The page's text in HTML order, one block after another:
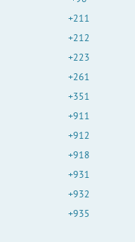
+211
+212
+223
+261
+351
+911
+912
+918
+931
+932
+935